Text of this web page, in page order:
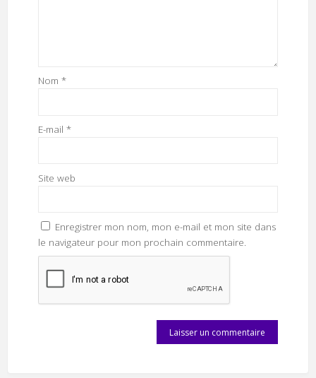
Nom *
E-mail *
Site web
Enregistrer mon nom, mon e-mail et mon site dans
le navigateur pour mon prochain commentaire.